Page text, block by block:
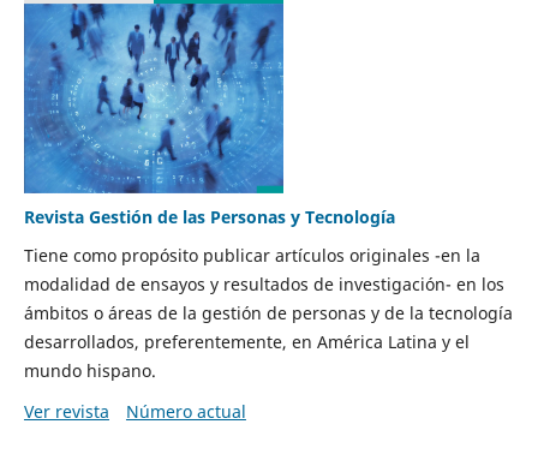
Revista Gestión de las Personas y Tecnología
Tiene como propósito publicar artículos originales -en la
modalidad de ensayos y resultados de investigación- en los
ámbitos o áreas de la gestión de personas y de la tecnología
desarrollados, preferentemente, en América Latina y el
mundo hispano.
Ver revista
Número actual